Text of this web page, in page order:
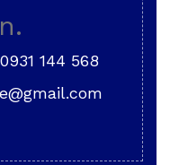
0931 144 568